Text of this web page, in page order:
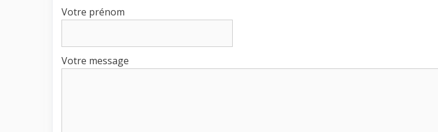
Votre prénom
Votre message